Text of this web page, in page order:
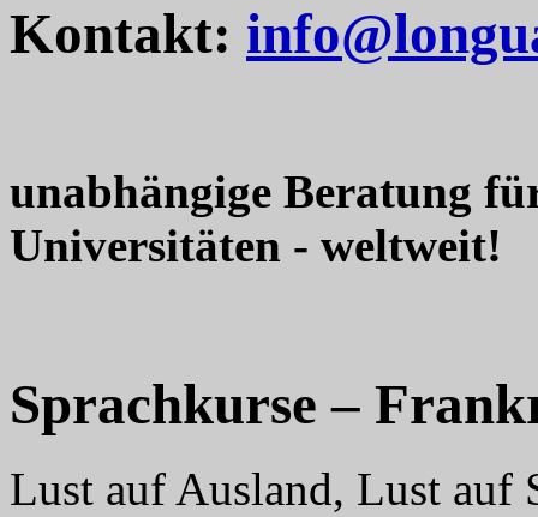
Kontakt:
unabhängige Beratung
Universitäten - weltweit!
Sprachkurse –
Lust auf Ausland, Lust auf